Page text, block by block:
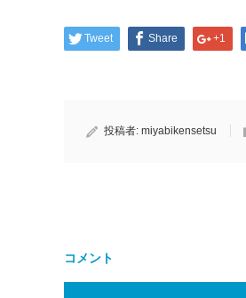
Tweet Share +1
投稿者: miyabikensetsu
コメント